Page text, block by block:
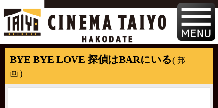
BYE BYE LOVE 探偵はBARにいる( 邦
画 )